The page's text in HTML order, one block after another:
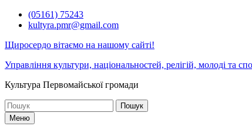
Перейти(05161) 75243
kultyra.pmr@gmail.com
Щиросердо вітаємо на нашому сайті!
Управління культури, національностей, релігій, молоді та
Культура Первомайcької громади
Шукати:
Меню